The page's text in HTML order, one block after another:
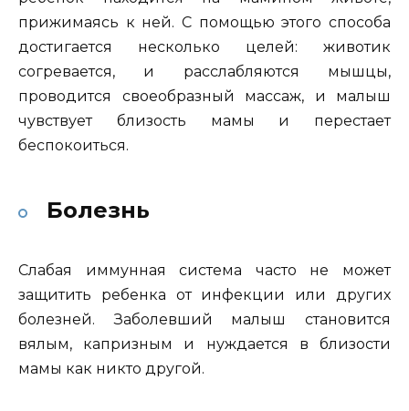
прижимаясь к ней. С помощью этого способа
достигается несколько целей: животик
согревается, и расслабляются мышцы,
проводится своеобразный массаж, и малыш
чувствует близость мамы и перестает
беспокоиться.
Болезнь
Слабая иммунная система часто не может
защитить ребенка от инфекции или других
болезней. Заболевший малыш становится
вялым, капризным и нуждается в близости
мамы как никто другой.